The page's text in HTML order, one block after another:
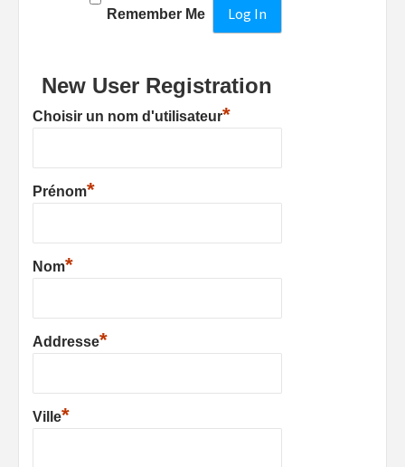
Remember Me
New User Registration
Choisir un nom d'utilisateur*
Prénom*
Nom*
Addresse*
Ville*